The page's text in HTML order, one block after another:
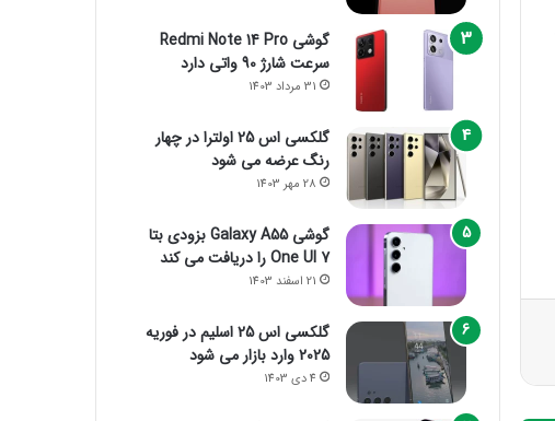
گوشی Redmi Note 14 Pro
سرعت شارژ 90 واتی دارد
31 مرداد 1403
گلکسی اس 25 اولترا در چهار
رنگ عرضه می شود
28 مهر 1403
گوشی Galaxy A55 بزودی بتا
One UI 7 را دریافت می کند
21 اسفند 1403
گلکسی اس 25 اسلیم در فوریه
2025 وارد بازار می شود
4 دی 1403